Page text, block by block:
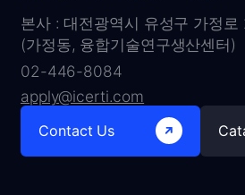
본사 : 대전광역시 유성구 가정
(가정동, 융합기술연구생산센터)
02-446-8084
apply@icerti.com
Contact Us